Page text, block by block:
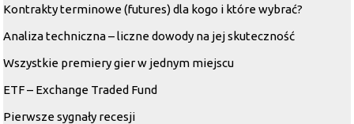
Kontrakty terminowe (futures) dla kogo i które wybrać?
Analiza techniczna – liczne dowody na jej skuteczność
Wszystkie premiery gier w jednym miejscu
ETF – Exchange Traded Fund
Pierwsze sygnały recesji